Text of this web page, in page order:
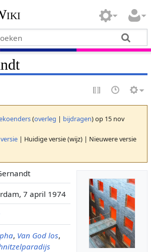
(overleg | bijdragen)op 15 nov
| Huidige versie (wijz) | Nieuwere versie
7 april 1974
, Van God los,